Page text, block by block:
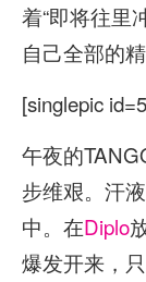
着“即将往里
自己全部的
[singlepic
午夜的
步维艰。汗
中。在Diplo
爆发开来，